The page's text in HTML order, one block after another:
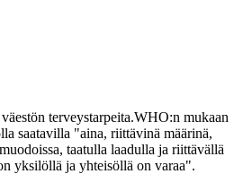
terveystarpeita.WHO:n mukaan
saatavilla "aina, riittävinä määrinä,
taatulla laadulla ja riittävällä
yksilöllä ja yhteisöllä on varaa".